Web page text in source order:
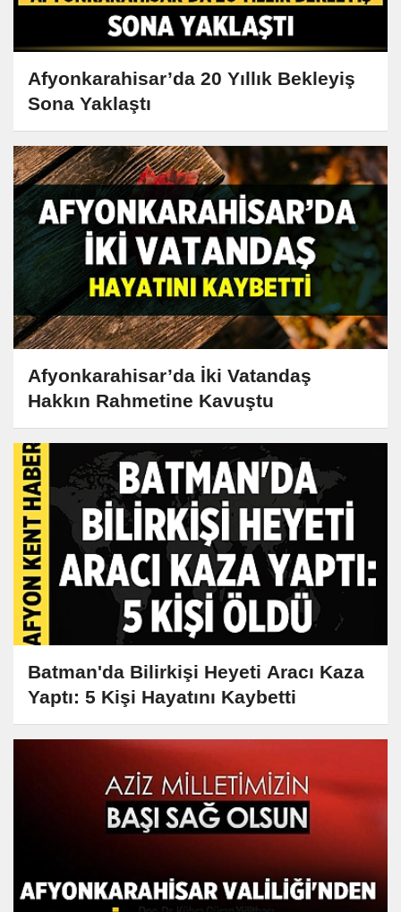
Afyonkarahisar’da 20 Yıllık Bekleyiş
Sona Yaklaştı
Afyonkarahisar’da İki Vatandaş
Hakkın Rahmetine Kavuştu
Batman'da Bilirkişi Heyeti Aracı Kaza
Yaptı: 5 Kişi Hayatını Kaybetti